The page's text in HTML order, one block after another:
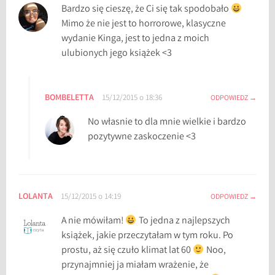
3
,
d
v
e
y
L
Bardzo się cieszę, że Ci się tak spodobało
Mimo że nie jest to horrorowe, klasyczne
wydanie Kinga, jest to jedna z moich
ulubionych jego książek <3
BOMBELETTA 15/12/2015 o 18:36 ODPOWIEDZ
No własnie to dla mnie wielkie i bardzo
pozytywne zaskoczenie <3
LOLANTA 15/12/2015 o 14:19 ODPOWIEDZ
A nie mówiłam!
To jedna z najlepszych
książek, jakie przeczytałam w tym roku. Po
prostu, aż się czuło klimat lat 60
Noo,
przynajmniej ja miałam wrażenie, że